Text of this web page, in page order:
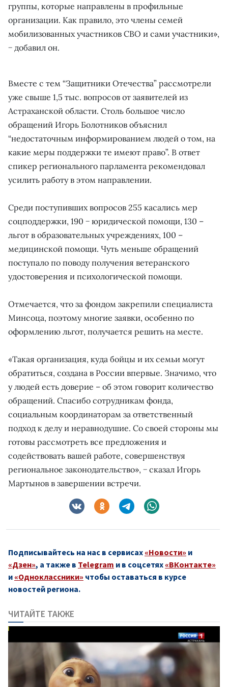
группы, которые направлены в профильные
организации. Как правило, это члены семей
мобилизованных участников СВО и сами участники»,
− добавил он.
Вместе с тем “Защитники Отечества” рассмотрели
уже свыше 1,5 тыс. вопросов от заявителей из
Астраханской области. Столь большое число
обращений Игорь Болотников объяснил
“недостаточным информированием людей о том, на
какие меры поддержки те имеют право”. В ответ
спикер регионального парламента рекомендовал
усилить работу в этом направлении.
Среди поступивших вопросов 255 касались мер
соцподдержки, 190 − юридической помощи, 130 –
льгот в образовательных учреждениях, 100 –
медицинской помощи. Чуть меньше обращений
поступало по поводу получения ветеранского
удостоверения и психологической помощи.
Отмечается, что за фондом закрепили специалиста
Минсоца, поэтому многие заявки, особенно по
оформлению льгот, получается решить на месте.
«Такая организация, куда бойцы и их семьи могут
обратиться, создана в России впервые. Значимо, что
у людей есть доверие – об этом говорит количество
обращений. Спасибо сотрудникам фонда,
социальным координаторам за ответственный
подход к делу и неравнодушие. Со своей стороны мы
готовы рассмотреть все предложения и
содействовать вашей работе, совершенствуя
региональное законодательство», − сказал Игорь
Мартынов в завершении встречи.
Подписывайтесь на нас в сервисах «Новости» и
«Дзен», а также в Telegram и в соцсетях «ВКонтакте»
и «Одноклассники» чтобы оставаться в курсе
новостей региона.
ЧИТАЙТЕ ТАКЖЕ